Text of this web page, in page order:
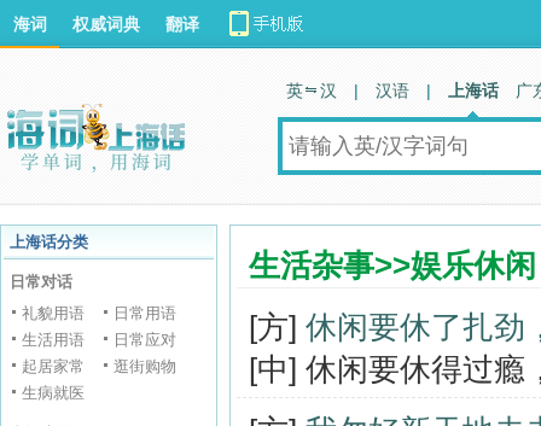
海词 权威词典 翻译
英 汉 | 汉语 | 上海话 广
上海话分类
日常对话
礼貌用语
日常用语
生活用语
日常应对
起居家常
逛街购物
生病就医
生活杂事>>娱乐休闲
[方] 休闲要休了扎劲
[中] 休闲要休得过瘾